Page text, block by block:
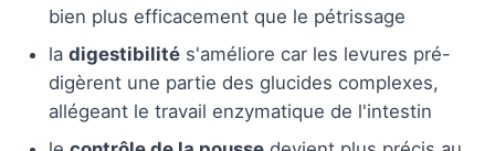
bien plus efficacement que le pétrissage
la digestibilité s'améliore car les levures pré-
digèrent une partie des glucides complexes,
allégeant le travail enzymatique de l'intestin